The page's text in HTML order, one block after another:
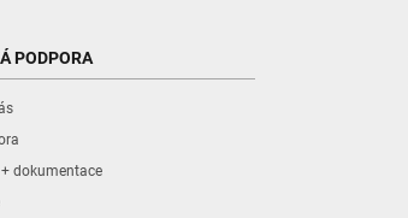
PODPORA
dokumentace